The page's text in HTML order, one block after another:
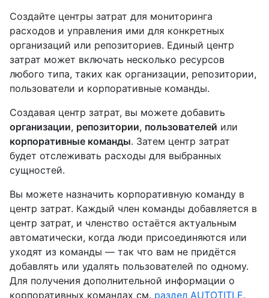
Создайте центры затрат для мониторинга
расходов и управления ими для конкретных
организаций или репозиториев. Единый центр
затрат может включать несколько ресурсов
любого типа, таких как организации, репозитории,
пользователи и корпоративные команды.
Создавая центр затрат, вы можете добавить
организации, репозитории, пользователей или
корпоративные команды. Затем центр затрат
будет отслеживать расходы для выбранных
сущностей.
Вы можете назначить корпоративную команду в
центр затрат. Каждый член команды добавляется в
центр затрат, и членство остаётся актуальным
автоматически, когда люди присоединяются или
уходят из команды — так что вам не придётся
добавлять или удалять пользователей по одному.
Для получения дополнительной информации о
корпоративных командах см. раздел AUTOTITLE.